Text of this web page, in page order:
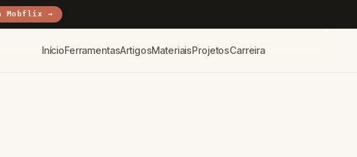
Mobflix →
InícioFerramentasArtigosMateriaisProjetosCarreira